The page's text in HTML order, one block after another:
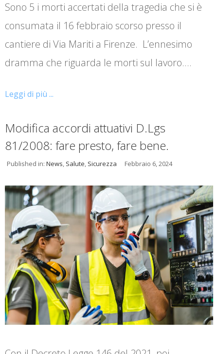
Sono 5 i morti accertati della tragedia che si è
consumata il 16 febbraio scorso presso il
cantiere di Via Mariti a Firenze. L’ennesimo
dramma che riguarda le morti sul lavoro.…
Leggi di più ...
Modifica accordi attuativi D.Lgs
81/2008: fare presto, fare bene.
Published in: News, Salute, Sicurezza Febbraio 6, 2024